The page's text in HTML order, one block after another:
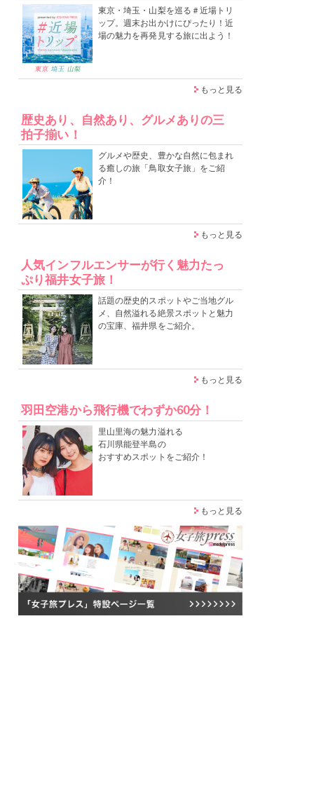
東京・埼玉・山梨を巡る＃近場トリ
ップ。週末お出かけにぴったり！近
場の魅力を再発見する旅に出よう！
もっと見る
歴史あり、自然あり、グルメありの三
拍子揃い！
グルメや歴史、豊かな自然に包まれ
る癒しの旅「鳥取女子旅」をご紹
介！
もっと見る
人気インフルエンサーが行く魅力たっ
ぷり福井女子旅！
話題の歴史的スポットやご当地グル
メ、自然溢れる絶景スポットと魅力
の宝庫、福井県をご紹介。
もっと見る
羽田空港から飛行機でわずか60分！
里山里海の魅力溢れる
石川県能登半島の
おすすめスポットをご紹介！
もっと見る